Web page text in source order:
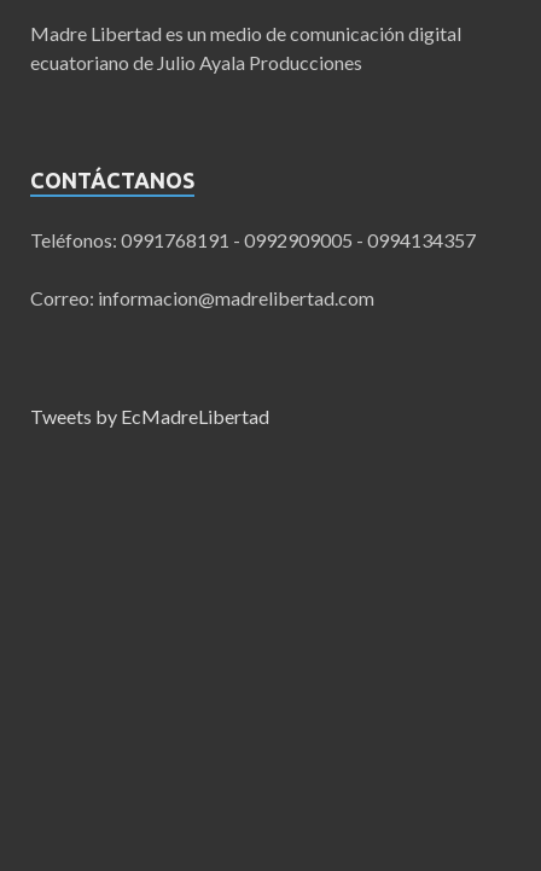
Madre Libertad es un medio de comunicación digital
ecuatoriano de Julio Ayala Producciones
CONTÁCTANOS
Teléfonos: 0991768191 - 0992909005 - 0994134357
Correo: informacion@madrelibertad.com
Tweets by EcMadreLibertad